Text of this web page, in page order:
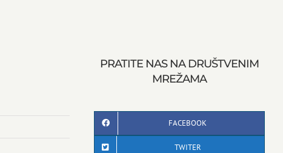
PRATITE NAS NA DRUŠTVENIM
MREŽAMA
FACEBOOK
TWITER